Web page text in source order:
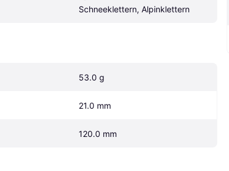
Schneeklettern, Alpinklettern
53.0 g
21.0 mm
120.0 mm